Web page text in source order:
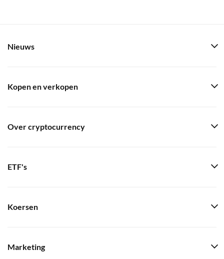
Nieuws
Kopen en verkopen
Over cryptocurrency
ETF's
Koersen
Marketing